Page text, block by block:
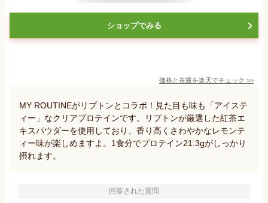
ショップでみる
価格と在庫を楽天でチェック >>
MY ROUTINEがリプトンとコラボ！見た目も味も「アイステ
ィー」なクリアプロテインです。リプトンが厳選した紅茶エ
キスパウダーを使用しており、香り高くさわやかなレモンテ
ィー味が楽しめますよ。1食分でプロテイン21.3gがしっかり
摂れます。
回答された質問